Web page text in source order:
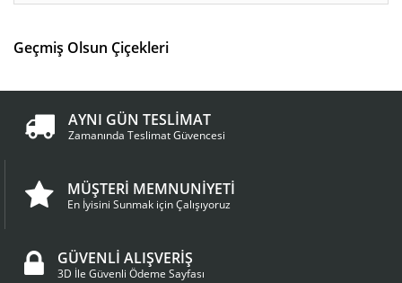
Geçmiş Olsun Çiçekleri
AYNI GÜN TESLİMAT
Zamanında Teslimat Güvencesi
MÜŞTERİ MEMNUNİYETİ
En İyisini Sunmak için Çalışıyoruz
GÜVENLİ ALIŞVERİŞ
3D İle Güvenli Ödeme Sayfası